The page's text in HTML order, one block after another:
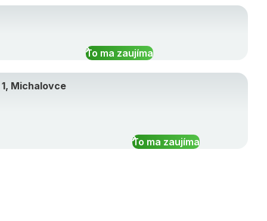
To ma zaujíma
Michalovce
To ma zaujíma